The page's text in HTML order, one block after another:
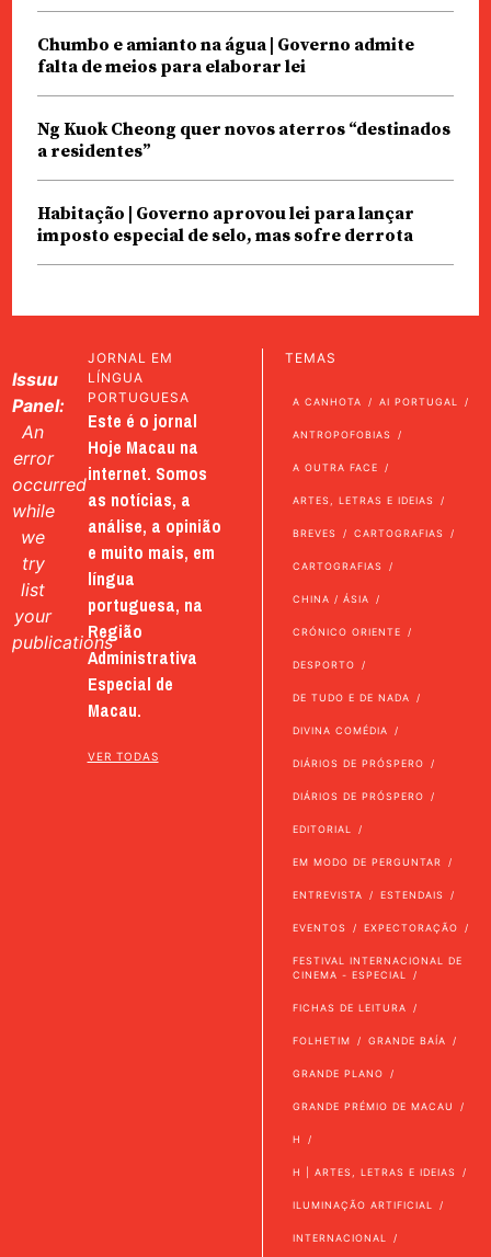
Chumbo e amianto na água | Governo admite
falta de meios para elaborar lei
Ng Kuok Cheong quer novos aterros “destinados
a residentes”
Habitação | Governo aprovou lei para lançar
imposto especial de selo, mas sofre derrota
Issuu
Panel:
An
error
occurred
while
we
try
list
your
publications
JORNAL EM
LÍNGUA
PORTUGUESA
Este é o jornal
Hoje Macau na
internet. Somos
as notícias, a
análise, a opinião
e muito mais, em
língua
portuguesa, na
Região
Administrativa
Especial de
Macau.
VER TODAS
TEMAS
A CANHOTA AI PORTUGAL
ANTROPOFOBIAS
A OUTRA FACE
ARTES, LETRAS E IDEIAS
BREVES CARTOGRAFIAS
CARTOGRAFIAS
CHINA / ÁSIA
CRÓNICO ORIENTE
DESPORTO
DE TUDO E DE NADA
DIVINA COMÉDIA
DIÁRIOS DE PRÓSPERO
DIÁRIOS DE PRÓSPERO
EDITORIAL
EM MODO DE PERGUNTAR
ENTREVISTA ESTENDAIS
EVENTOS EXPECTORAÇÃO
FESTIVAL INTERNACIONAL DE
CINEMA - ESPECIAL
FICHAS DE LEITURA
FOLHETIM GRANDE BAÍA
GRANDE PLANO
GRANDE PRÉMIO DE MACAU
H
H | ARTES, LETRAS E IDEIAS
ILUMINAÇÃO ARTIFICIAL
INTERNACIONAL